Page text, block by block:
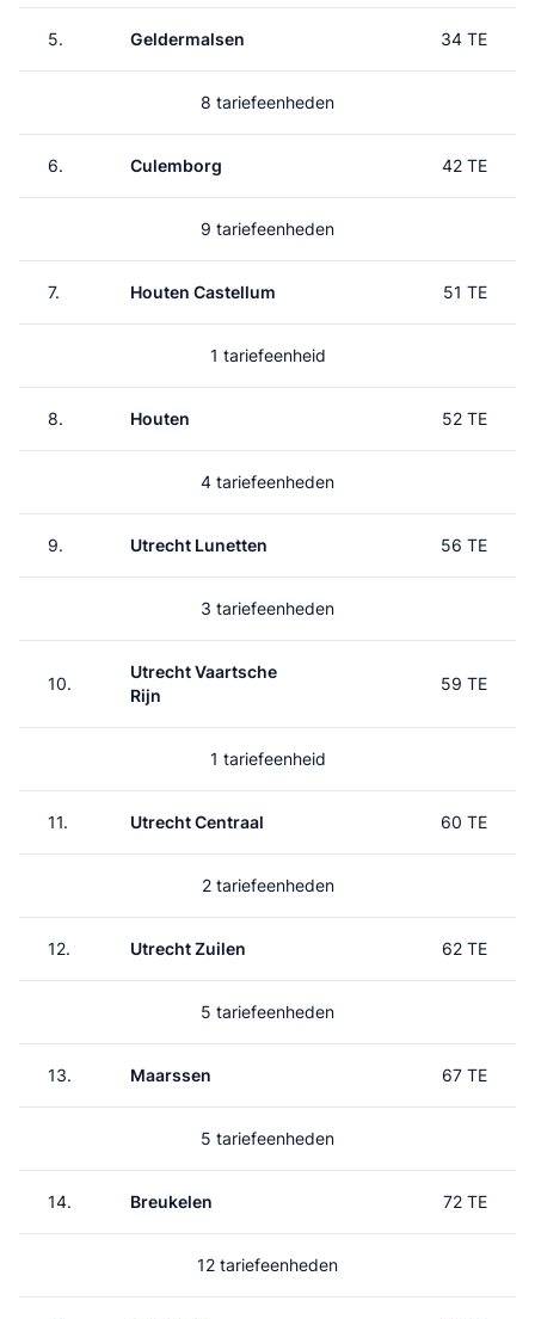
5. Geldermalsen 34 TE
8 tariefeenheden
6. Culemborg 42 TE
9 tariefeenheden
7. Houten Castellum 51 TE
1 tariefeenheid
8. Houten 52 TE
4 tariefeenheden
9. Utrecht Lunetten 56 TE
3 tariefeenheden
10.
Utrecht Vaartsche
Rijn
59 TE
1 tariefeenheid
11. Utrecht Centraal 60 TE
2 tariefeenheden
12. Utrecht Zuilen 62 TE
5 tariefeenheden
13. Maarssen 67 TE
5 tariefeenheden
14. Breukelen 72 TE
12 tariefeenheden